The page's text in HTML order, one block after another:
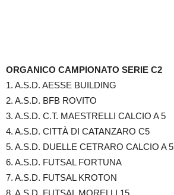
ORGANICO CAMPIONATO SERIE C2
1. A.S.D. AESSE BUILDING
2. A.S.D. BFB ROVITO
3. A.S.D. C.T. MAESTRELLI CALCIO A 5
4. A.S.D. CITTÀ DI CATANZARO C5
5. A.S.D. DUELLE CETRARO CALCIO A 5
6. A.S.D. FUTSAL FORTUNA
7. A.S.D. FUTSAL KROTON
8. A.S.D. FUTSAL MORELLI 15